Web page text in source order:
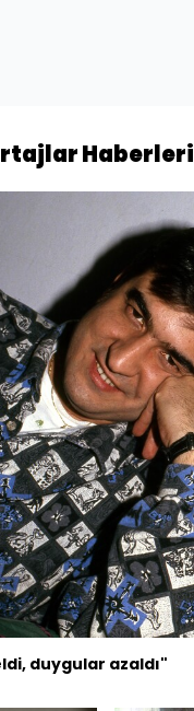
Haberleri
duygular azaldı"